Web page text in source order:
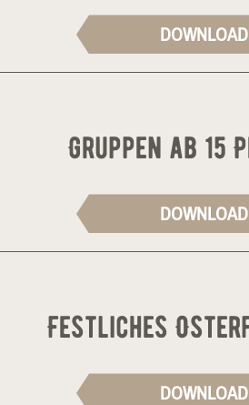
DOWNLOAD
Gruppen ab 15
DOWNLOAD
Festliches
DOWNLOAD